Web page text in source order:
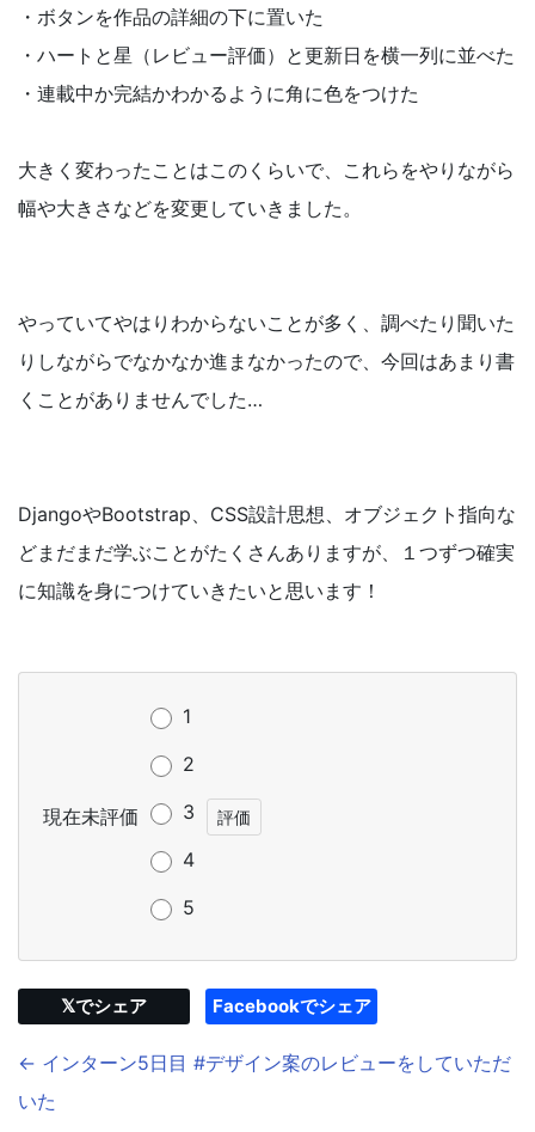
・ボタンを作品の詳細の下に置いた
・ハートと星（レビュー評価）と更新日を横一列に並べた
・連載中か完結かわかるように角に色をつけた
大きく変わったことはこのくらいで、これらをやりながら
幅や大きさなどを変更していきました。
やっていてやはりわからないことが多く、調べたり聞いた
りしながらでなかなか進まなかったので、今回はあまり書
くことがありませんでした…
DjangoやBootstrap、CSS設計思想、オブジェクト指向な
どまだまだ学ぶことがたくさんありますが、１つずつ確実
に知識を身につけていきたいと思います！
現在未評価
1
2
3
4
5
𝕏でシェア Facebookでシェア
← インターン5日目 #デザイン案のレビューをしていただ
いた